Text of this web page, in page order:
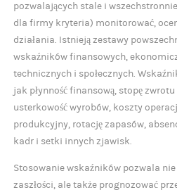
pozwalających stale i
dla firmy kryteria) monitorować,
działania. Istnieją zestawy
wskaźników finansowych,
technicznych i społecznych.
jak płynność finansową, stopę
usterkowość wyrobów, koszty
produkcyjny, rotację zapasów,
kadr i setki innych zjawisk.
Stosowanie wskaźników pozwala
zaszłości, ale także prognozować